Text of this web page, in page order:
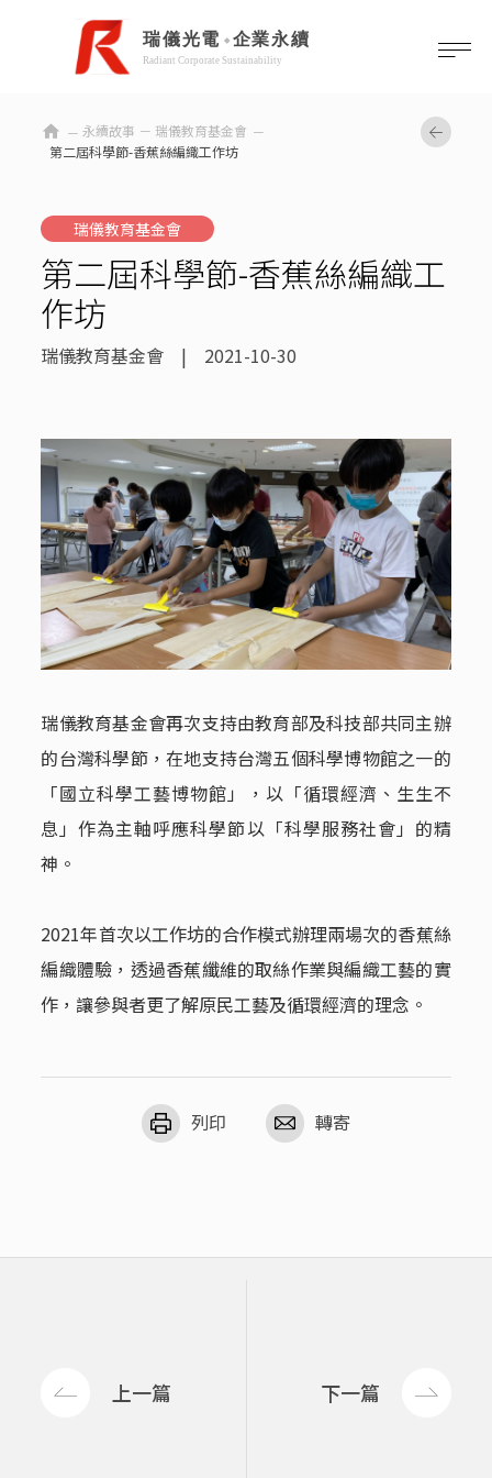
home 永續故事 － 瑞儀教育基金會
第二屆科學節-香蕉絲編織工作坊
瑞儀教育基金會
第二屆科學節-香蕉絲編織工
作坊
瑞儀教育基金會 | 2021-10-30
瑞儀教育基金會再次支持由教育部及科技部共同主辦
的台灣科學節，在地支持台灣五個科學博物館之一的
「國立科學工藝博物館」，以「循環經濟、生生不
息」作為主軸呼應科學節以「科學服務社會」的精
神。
2021年首次以工作坊的合作模式辦理兩場次的香蕉絲
編織體驗，透過香蕉纖維的取絲作業與編織工藝的實
作，讓參與者更了解原民工藝及循環經濟的理念。
列印 轉寄
上一篇 下一篇